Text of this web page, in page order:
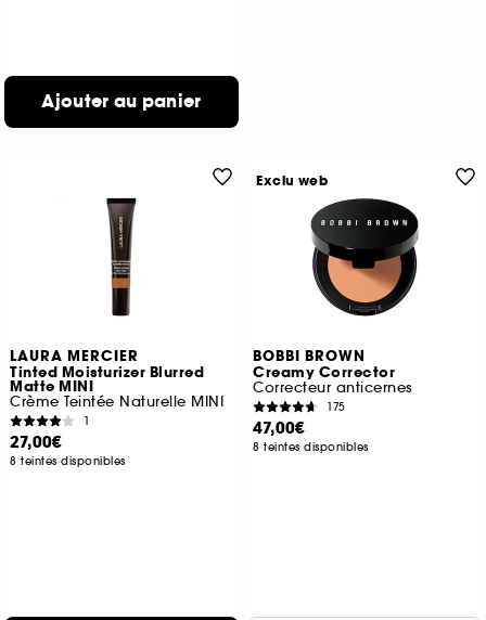
Ajouter au panier
LAURA MERCIER
Tinted Moisturizer Blurred
Matte MINI
Crème Teintée Naturelle MINI
1
27,00€
8 teintes disponibles
BOBBI BROWN
Creamy Corrector
Correcteur anticernes
175
47,00€
8 teintes disponibles
Exclu web